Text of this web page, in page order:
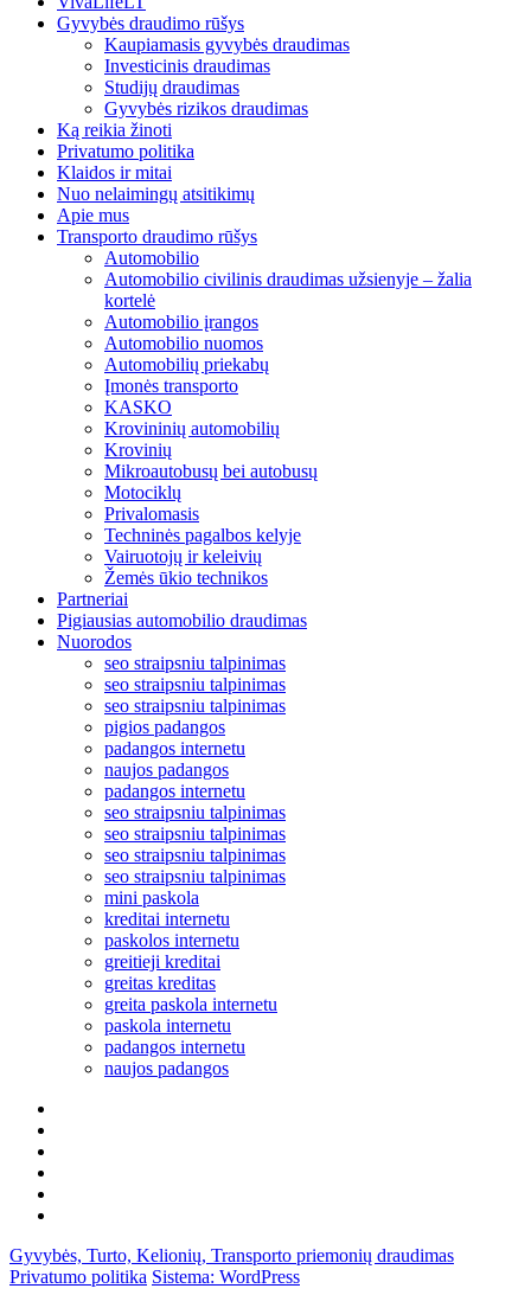
Gyvybės draudimo rūšys
Kaupiamasis gyvybės draudimas
Investicinis draudimas
Studijų draudimas
Gyvybės rizikos draudimas
Ką reikia žinoti
Privatumo politika
Klaidos ir mitai
Nuo nelaimingų atsitikimų
Apie mus
Transporto draudimo rūšys
Automobilio
Automobilio civilinis draudimas užsienyje – žalia
kortelė
Automobilio įrangos
Automobilio nuomos
Automobilių priekabų
Įmonės transporto
KASKO
Krovininių automobilių
Krovinių
Mikroautobusų bei autobusų
Motociklų
Privalomasis
Techninės pagalbos kelyje
Vairuotojų ir keleivių
Žemės ūkio technikos
Partneriai
Pigiausias automobilio draudimas
Nuorodos
seo straipsniu talpinimas
seo straipsniu talpinimas
seo straipsniu talpinimas
pigios padangos
padangos internetu
naujos padangos
padangos internetu
seo straipsniu talpinimas
seo straipsniu talpinimas
seo straipsniu talpinimas
seo straipsniu talpinimas
mini paskola
kreditai internetu
paskolos internetu
greitieji kreditai
greitas kreditas
greita paskola internetu
paskola internetu
padangos internetu
naujos padangos
Gyvybės, Turto, Kelionių, Transporto priemonių draudimas
Privatumo politika Sistema: WordPress